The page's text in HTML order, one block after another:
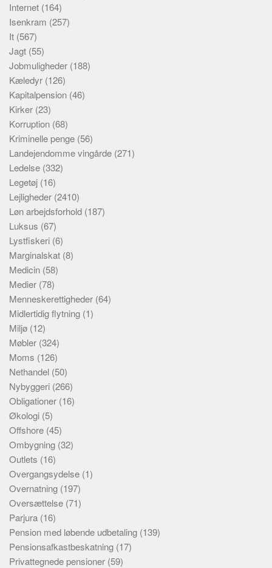
Internet (164)
Isenkram (257)
It (567)
Jagt (55)
Jobmuligheder (188)
Kæledyr (126)
Kapitalpension (46)
Kirker (23)
Korruption (68)
Kriminelle penge (56)
Landejendomme vingårde (271)
Ledelse (332)
Legetøj (16)
Lejligheder (2410)
Løn arbejdsforhold (187)
Luksus (67)
Lystfiskeri (6)
Marginalskat (8)
Medicin (58)
Medier (78)
Menneskerettigheder (64)
Midlertidig flytning (1)
Miljø (12)
Møbler (324)
Moms (126)
Nethandel (50)
Nybyggeri (266)
Obligationer (16)
Økologi (5)
Offshore (45)
Ombygning (32)
Outlets (16)
Overgangsydelse (1)
Overnatning (197)
Oversættelse (71)
Parjura (16)
Pension med løbende udbetaling (139)
Pensionsafkastbeskatning (17)
Privattegnede pensioner (59)